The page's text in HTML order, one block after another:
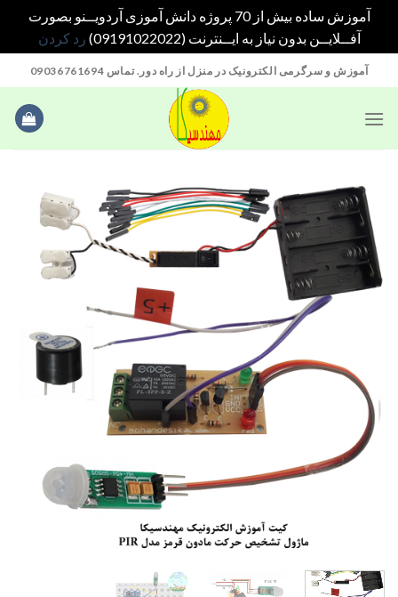
آموزش ساده بیش از 70 پروژه دانش آموزی آردویــنو بصورت
آفــلایــن بدون نیاز به ایــنترنت (09191022022)
رد کردن
to
آموزش و سرگرمی الکترونیک در منزل از راه دور. تماس 09036761694